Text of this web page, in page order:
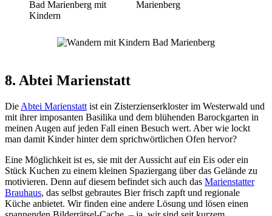
8. Abtei Marienstatt
Die Abtei Marienstatt ist ein Zisterzienserkloster im Westerwald und
mit ihrer imposanten Basilika und dem blühenden Barockgarten in
meinen Augen auf jeden Fall einen Besuch wert. Aber wie lockt
man damit Kinder hinter dem sprichwörtlichen Ofen hervor?
Eine Möglichkeit ist es, sie mit der Aussicht auf ein Eis oder ein
Stück Kuchen zu einem kleinen Spaziergang über das Gelände zu
motivieren. Denn auf diesem befindet sich auch das Marienstatter
Brauhaus, das selbst gebrautes Bier frisch zapft und regionale
Küche anbietet. Wir finden eine andere Lösung und lösen einen